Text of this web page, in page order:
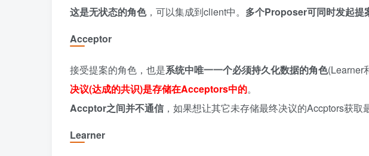
这是无状态的角色，可以集成到client中。 多个Proposer可同时发起提
Acceptor
接受提案的角色，也是系统中唯一一个必须持久化数据的角色(Learner
决议(达成的共识)是存储在Acceptors中的。
Accptor之间并不通信 ，如果想让其它未存储最终决议的Accptors获取
Learner